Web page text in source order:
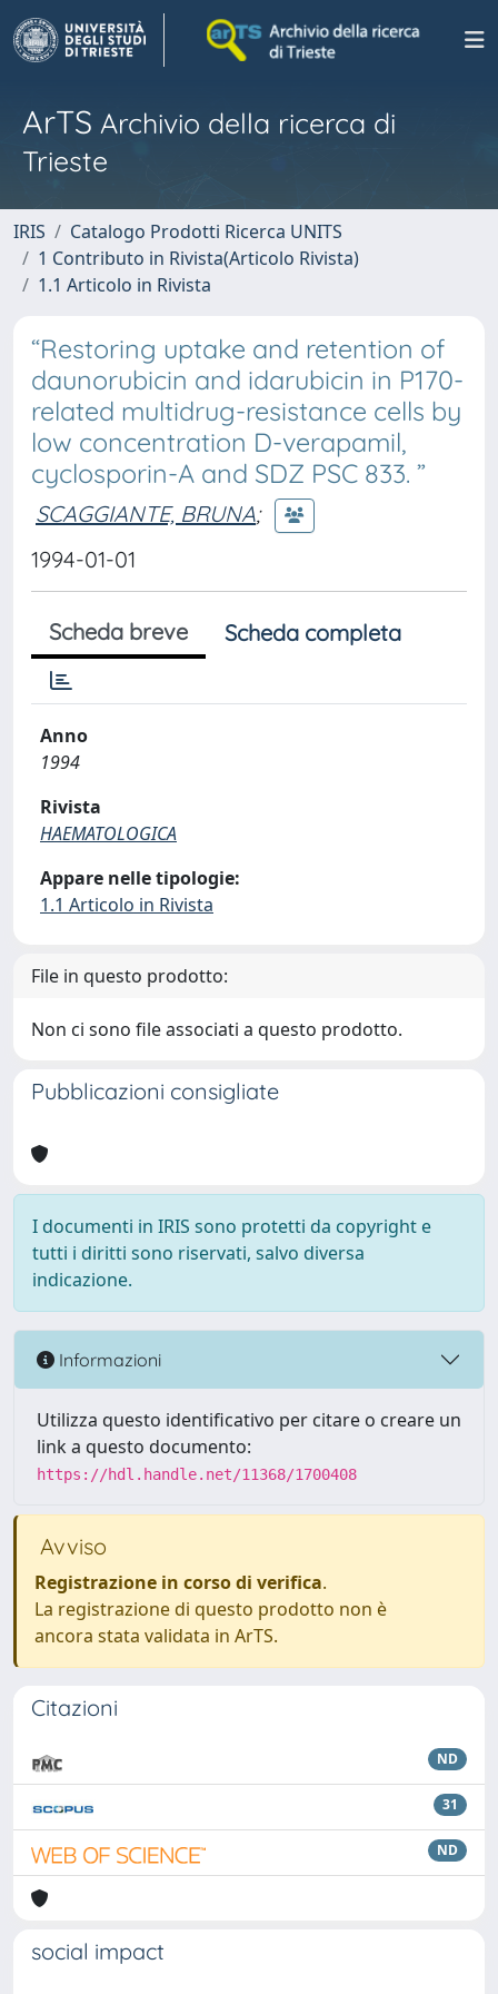
ArTS Archivio della ricerca di
Trieste
IRIS
Catalogo Prodotti Ricerca UNITS
1 Contributo in Rivista(Articolo Rivista)
1.1 Articolo in Rivista
“Restoring uptake and retention of
daunorubicin and idarubicin in P170-
related multidrug-resistance cells by
low concentration D-verapamil,
cyclosporin-A and SDZ PSC 833. ”
SCAGGIANTE, BRUNA;
1994-01-01
Scheda breve Scheda completa
Anno
1994
Rivista
HAEMATOLOGICA
Appare nelle tipologie:
1.1 Articolo in Rivista
File in questo prodotto:
Non ci sono file associati a questo prodotto.
Pubblicazioni consigliate
I documenti in IRIS sono protetti da copyright e
tutti i diritti sono riservati, salvo diversa
indicazione.
Informazioni
Utilizza questo identificativo per citare o creare un
link a questo documento:
https://hdl.handle.net/11368/1700408
Avviso
Registrazione in corso di verifica.
La registrazione di questo prodotto non è
ancora stata validata in ArTS.
Citazioni
ND
31
ND
social impact